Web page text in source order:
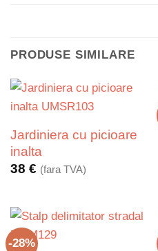
PRODUSE SIMILARE
Jardiniera cu picioare
inalta
38 € (fara TVA)
-28%